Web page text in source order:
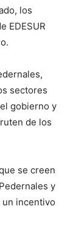
los
EDESUR
sectores
gobierno y
de los
se creen
y
un incentivo